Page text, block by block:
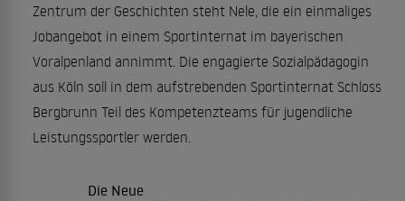
Zentrum der Geschichten steht Nele, die ein einmaliges
Jobangebot in einem Sportinternat im bayerischen
Voralpenland annimmt. Die engagierte Sozialpädagogin
aus Köln soll in dem aufstrebenden Sportinternat Schloss
Bergbrunn Teil des Kompetenzteams für jugendliche
Leistungssportler werden.
Die Neue